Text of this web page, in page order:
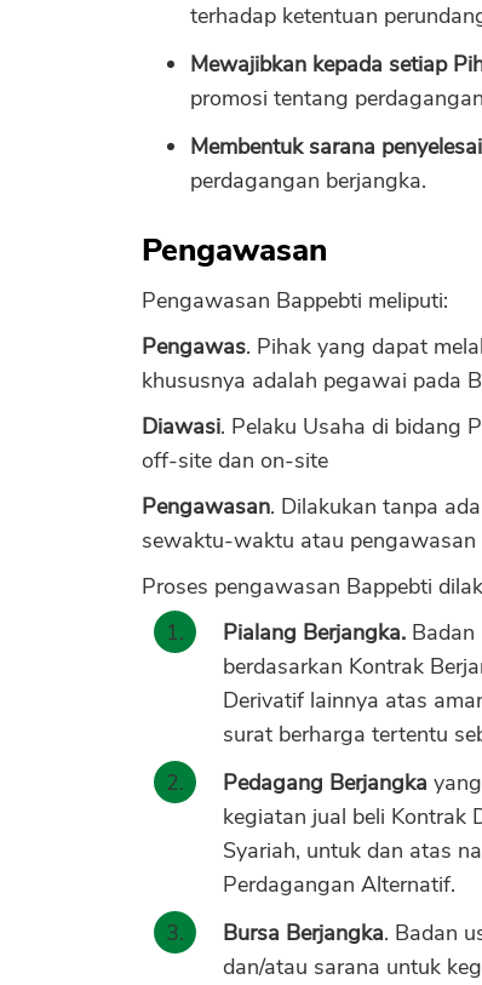
terhadap ketentuan
Mewajibkan kepada setiap
promosi tentang
Membentuk sarana
perdagangan berjangka.
Pengawasan
Pengawasan Bappebti meliputi:
Pengawas. Pihak yang dapat
khususnya adalah pegawai pada
Diawasi. Pelaku Usaha di bidang
off-site dan on-site
Pengawasan. Dilakukan tanpa
sewaktu-waktu atau pengawasan
Proses pengawasan Bappebti
Pialang Berjangka. Badan
berdasarkan Kontrak
Derivatif lainnya atas
surat berharga tertentu
Pedagang Berjangka
kegiatan jual beli Kontrak
Syariah, untuk dan atas
Perdagangan Alternatif.
Bursa Berjangka. Badan
dan/atau sarana untuk